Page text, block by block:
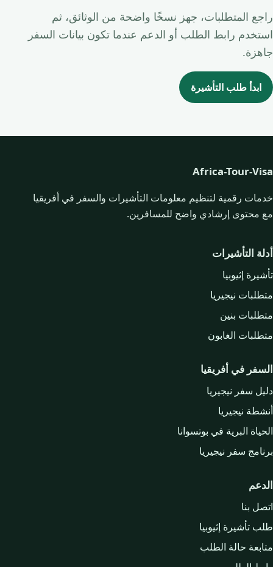
راجع المتطلبات، جهز نسخًا واضحة من الوثائق، ثم
استخدم رابط الطلب أو الدعم عندما تكون بيانات السفر
جاهزة.
ابدأ طلب التأشيرة
Africa-Tour-Visa
خدمات رقمية لتنظيم معلومات التأشيرات والسفر في أفريقيا
مع محتوى إرشادي واضح للمسافرين.
أدلة التأشيرات
تأشيرة إثيوبيا
متطلبات نيجيريا
متطلبات بنين
متطلبات الغابون
السفر في أفريقيا
دليل سفر نيجيريا
أنشطة نيجيريا
الحياة البرية في بوتسوانا
برنامج سفر نيجيريا
الدعم
اتصل بنا
طلب تأشيرة إثيوبيا
متابعة حالة الطلب